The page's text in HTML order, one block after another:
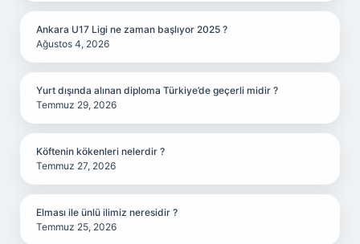
Ankara U17 Ligi ne zaman başlıyor 2025 ?
Ağustos 4, 2026
Yurt dışında alınan diploma Türkiye’de geçerli midir ?
Temmuz 29, 2026
Köftenin kökenleri nelerdir ?
Temmuz 27, 2026
Elması ile ünlü ilimiz neresidir ?
Temmuz 25, 2026